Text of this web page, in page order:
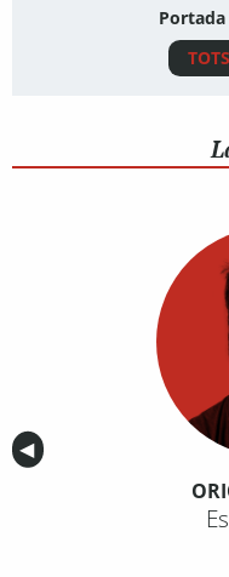
Anterior
◀︎